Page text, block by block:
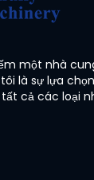
một nhà
là sự lựa
cả các loại